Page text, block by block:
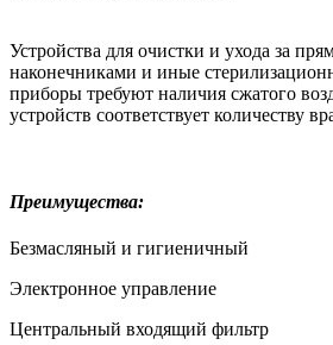
Устройства для очистки и ухода за
наконечниками и иные
приборы требуют наличия сжатого
устройств соответствует количеству
Преимущества:
Безмасляный и гигиеничный
Электронное управление
Центральный входящий фильтр